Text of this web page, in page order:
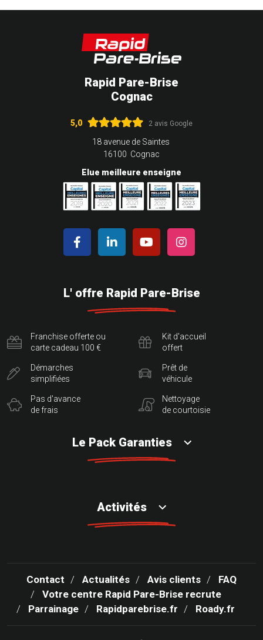
Rapid Pare-Brise
Cognac
5,0 2 avis Google
18 avenue de Saintes
16100 Cognac
Elue meilleure enseigne
L' offre Rapid Pare-Brise
Franchise offerte ou
carte cadeau 100 €
Démarches
simplifiées
Pas d'avance
de frais
Kit d'accueil
offert
Prêt de
véhicule
Nettoyage
de courtoisie
Le Pack Garanties
Activités
Contact Actualités Avis clients
FAQ
Votre centre Rapid Pare-Brise recrute
Parrainage
Rapidparebrise.fr Roady.fr